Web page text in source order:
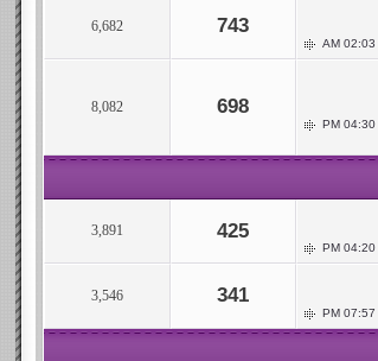
02:03 AM
743
6,682
04:30 PM
698
8,082
04:20 PM
425
3,891
07:57 PM
341
3,546